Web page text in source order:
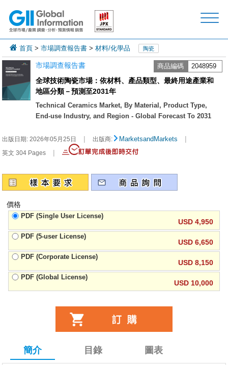
首頁 >市場調查報告書 >材料/化學品 陶瓷
市場調查報告書 商品編碼 2048959
全球技術陶瓷市場：依材料、產品類型、最終用途產業和
地區分類－預測至2031年
Technical Ceramics Market, By Material, Product Type,
End-use Industry, and Region - Global Forecast To 2031
出版日期:2026年05月25日 | 出版商: MarketsandMarkets |
英文 304 Pages |
價格
PDF (Single User License)
USD 4,950
PDF (5-user License)
USD 6,650
PDF (Corporate License)
USD 8,150
PDF (Global License)
USD 10,000
簡介 目錄 圖表